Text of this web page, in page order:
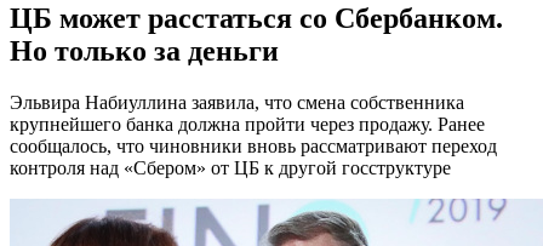
ЦБ может расстаться со Сбербанком.
Но только за деньги
Эльвира Набиуллина заявила, что смена собственника
крупнейшего банка должна пройти через продажу. Ранее
сообщалось, что чиновники вновь рассматривают переход
контроля над «Сбером» от ЦБ к другой госструктуре